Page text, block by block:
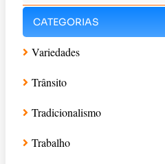
CATEGORIAS
Variedades
Trânsito
Tradicionalismo
Trabalho